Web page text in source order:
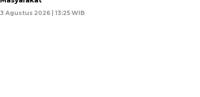
3 Agustus 2026 | 13:25 WIB